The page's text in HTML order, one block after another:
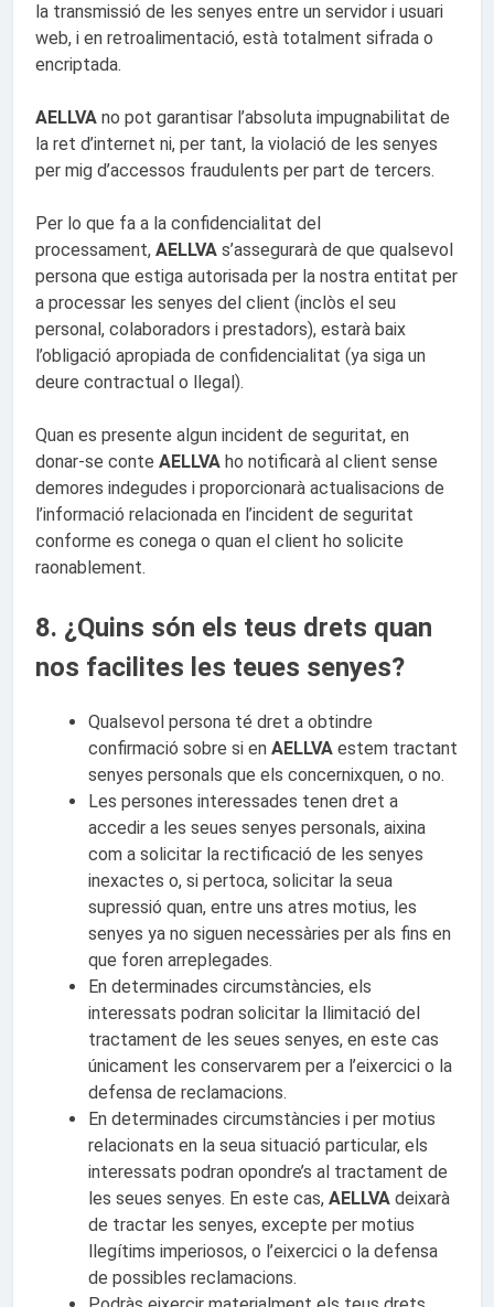
la transmissió de les senyes entre un servidor i usuari
web, i en retroalimentació, està totalment sifrada o
encriptada.
AELLVA no pot garantisar l’absoluta impugnabilitat de
la ret d’internet ni, per tant, la violació de les senyes
per mig d’accessos fraudulents per part de tercers.
Per lo que fa a la confidencialitat del
processament, AELLVA s’assegurarà de que qualsevol
persona que estiga autorisada per la nostra entitat per
a processar les senyes del client (inclòs el seu
personal, colaboradors i prestadors), estarà baix
l’obligació apropiada de confidencialitat (ya siga un
deure contractual o llegal).
Quan es presente algun incident de seguritat, en
donar-se conte AELLVA ho notificarà al client sense
demores indegudes i proporcionarà actualisacions de
l’informació relacionada en l’incident de seguritat
conforme es conega o quan el client ho solicite
raonablement.
8. ¿Quins són els teus drets quan
nos facilites les teues senyes?
Qualsevol persona té dret a obtindre
confirmació sobre si en AELLVA estem tractant
senyes personals que els concernixquen, o no.
Les persones interessades tenen dret a
accedir a les seues senyes personals, aixina
com a solicitar la rectificació de les senyes
inexactes o, si pertoca, solicitar la seua
supressió quan, entre uns atres motius, les
senyes ya no siguen necessàries per als fins en
que foren arreplegades.
En determinades circumstàncies, els
interessats podran solicitar la llimitació del
tractament de les seues senyes, en este cas
únicament les conservarem per a l’eixercici o la
defensa de reclamacions.
En determinades circumstàncies i per motius
relacionats en la seua situació particular, els
interessats podran opondre’s al tractament de
les seues senyes. En este cas, AELLVA deixarà
de tractar les senyes, excepte per motius
llegítims imperiosos, o l’eixercici o la defensa
de possibles reclamacions.